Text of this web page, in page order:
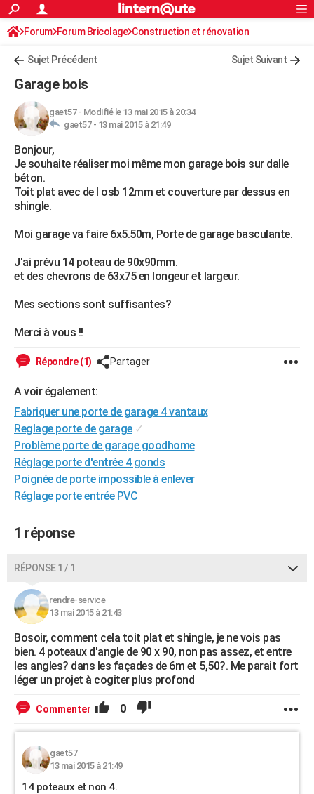
ACTUALITÉS
Politique
Société
Faits Divers
Education
Monde
Villes
+
FINANCE
Retraite
Impôts
Epargne
Immobilier
Risques naturels par ville
Banque
Assurance
Crédit
AUTO
Essais
Réserver un essai
Citadines
Berlines
SUV
Forum auto
+HIGH-TECH
Mobiles
Meilleur smartphone
Internet
Ordinateurs
Jeux vidéo
Guide high-tech
+BRICOLAGE
Forum
Aménagement intérieur
Extérieur
Cuisine
Salle de bains
Jardinage
Rangement
Guides de France
Escapades
Patrimoine
Expositions
Musées
Week-end nature
Art de vivre
Bien-être
Loisirs
ModeModes de vie
SANTE
Alimentation
Guide de la santé
Maladies
Médicaments
Sommeil
VOYAGE
Destinations
City break
Voyage nature
Voyage de noces
Forum
Climat
+PHOTO
GUIDES D'ACHAT
BONS PLANS
CARTE DE VOEUX
Carte de Noël
Carte Bonne année
Carte Saint-Valentin
Carte Pâques
Carte d'anniversaire
DICTIONNAIRE
Dictionnaire
Biographies
Citations
Expressions
Proverbes
PROGRAMME TV
COPAINS D'AVANT
S'inscrire
Se connecter
Lycées
Collèges
Primaires
Universités
Entreprises
Service militaire
Avis de recherche
AVIS DE DÉCÈS
Rechercher
S'inscrire
Connexion
Forum Forum Bricolage Construction et rénovation
Sujet Précédent Sujet Suivant
Garage bois
gaet57- Modifié le 13 mai 2015 à 20:34
gaet57 - 13 mai 2015 à 21:49
Bonjour,
Je souhaite réaliser moi même mon garage bois sur dalle
béton.
Toit plat avec de l osb 12mm et couverture par dessus en
shingle.
Moi garage va faire 6x5.50m, Porte de garage basculante.
J'ai prévu 14 poteau de 90x90mm.
et des chevrons de 63x75 en longeur et largeur.
Mes sections sont suffisantes?
Merci à vous !!
Répondre (1) Partager
A voir également:
Fabriquer une porte de garage 4 vantaux
Reglage porte de garage ✓
Problème porte de garage goodhome
Réglage porte d'entrée 4 gonds
Poignée de porte impossible à enlever
Réglage porte entrée PVC
1 réponse
RÉPONSE 1 / 1
rendre-service
13 mai 2015 à 21:43
Bosoir, comment cela toit plat et shingle, je ne vois pas
bien. 4 poteaux d'angle de 90 x 90, non pas assez, et entre
les angles? dans les façades de 6m et 5,50?. Me parait fort
léger un projet à cogiter plus profond
Commenter 0
gaet57
13 mai 2015 à 21:49
14 poteaux et non 4.